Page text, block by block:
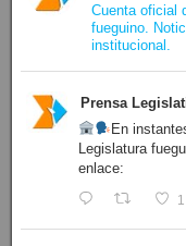
Cuenta oficial
fueguino.
institucional.
Prensa
En
Legislatura
enlace:
1